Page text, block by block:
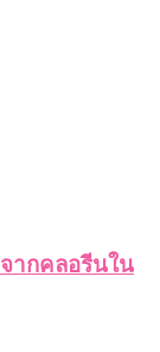
ากคลอรีนใน